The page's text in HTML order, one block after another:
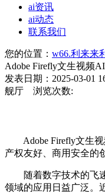
ai资讯
ai动态
联系我们
您的位置： w66.利来来
Adobe Firefly文生视频
发表日期：2025-03-01
舰厅 浏览次数:
Adobe Firefly文生视
产权友好、商用安全的
随着数字技术的飞速
领域的应用日益广泛。